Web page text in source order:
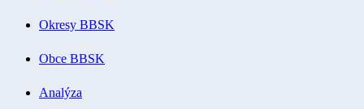
Okresy BBSK
Obce BBSK
Analýza